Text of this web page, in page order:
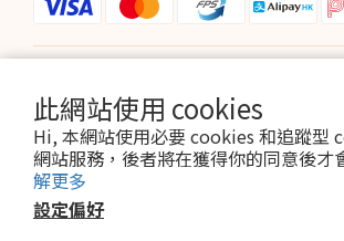
此網站使用 cookies
Hi, 本網站使用必要 cookies 和追蹤型
網站服務，後者將在獲得你的同意後才
解更多
設定偏好
HKD